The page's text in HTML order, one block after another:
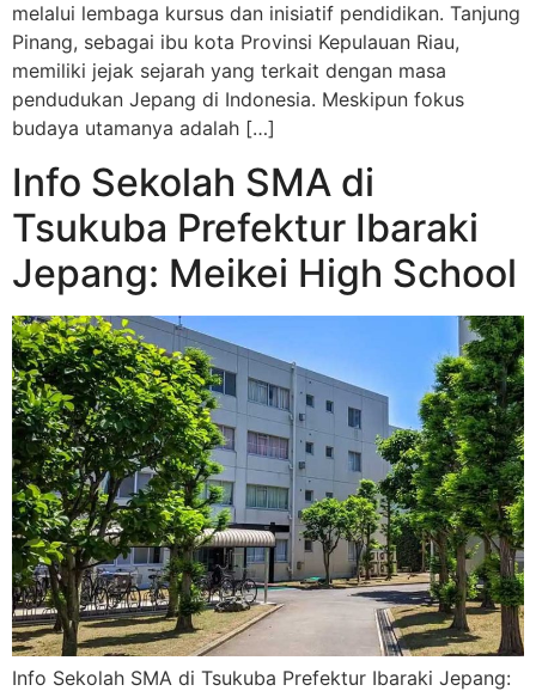
melalui lembaga kursus dan inisiatif pendidikan. Tanjung
Pinang, sebagai ibu kota Provinsi Kepulauan Riau,
memiliki jejak sejarah yang terkait dengan masa
pendudukan Jepang di Indonesia. Meskipun fokus
budaya utamanya adalah […]
Info Sekolah SMA di
Tsukuba Prefektur Ibaraki
Jepang: Meikei High School
Info Sekolah SMA di Tsukuba Prefektur Ibaraki Jepang: